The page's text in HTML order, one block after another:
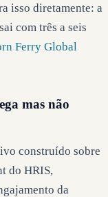
isso diretamente: a
com três a seis
Ferry Global
mas não
construído sobre
do HRIS,
da